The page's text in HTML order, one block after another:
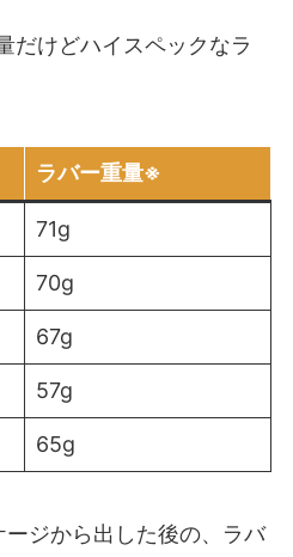
だけどハイスペックなラ
ラバー重量※
71g
70g
67g
57g
65g
ジから出した後の、ラバ